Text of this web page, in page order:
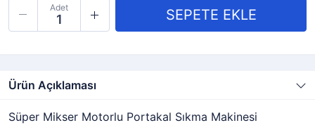
Adet
Ürün Açıklaması
Süper Mikser Motorlu Portakal Sıkma Makinesi